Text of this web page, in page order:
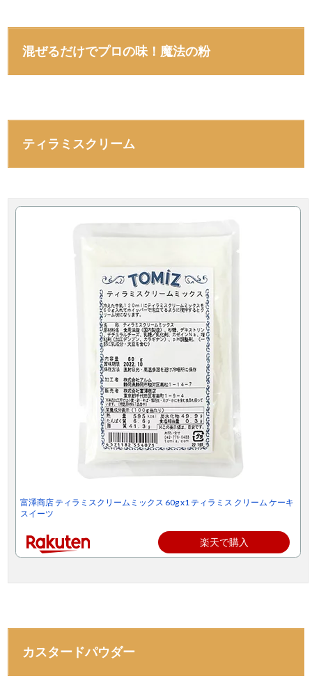
混ぜるだけでプロの味！魔法の粉
ティラミスクリーム
富澤商店 ティラミスクリームミックス 60g x1 ティラミス クリーム ケーキ
スイーツ
楽天で購入
カスタードパウダー